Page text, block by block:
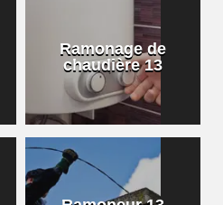
Ramonage de
chaudière 13